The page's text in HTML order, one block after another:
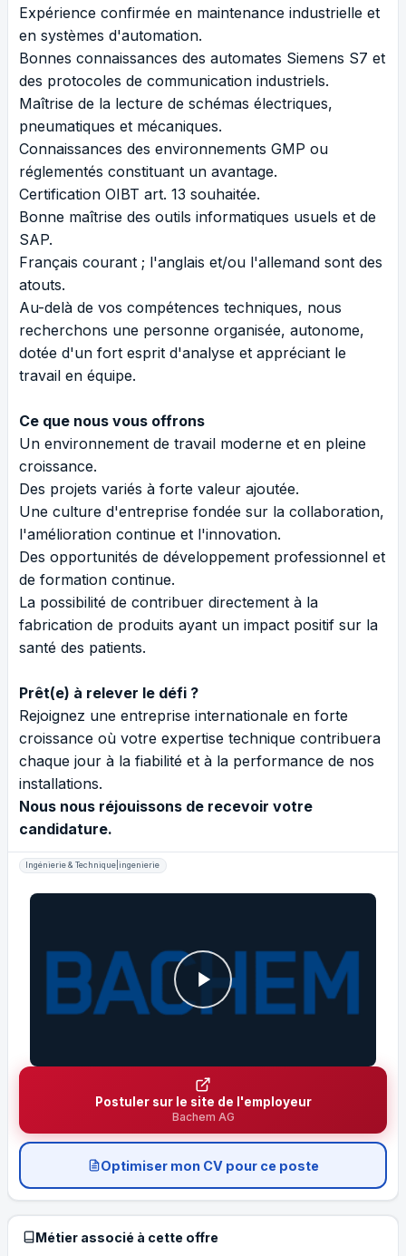
Expérience confirmée en maintenance industrielle et
en systèmes d'automation.
Bonnes connaissances des automates Siemens S7 et
des protocoles de communication industriels.
Maîtrise de la lecture de schémas électriques,
pneumatiques et mécaniques.
Connaissances des environnements GMP ou
réglementés constituant un avantage.
Certification OIBT art. 13 souhaitée.
Bonne maîtrise des outils informatiques usuels et de
SAP.
Français courant ; l'anglais et/ou l'allemand sont des
atouts.
Au-delà de vos compétences techniques, nous
recherchons une personne organisée, autonome,
dotée d'un fort esprit d'analyse et appréciant le
travail en équipe.
Ce que nous vous offrons
Un environnement de travail moderne et en pleine
croissance.
Des projets variés à forte valeur ajoutée.
Une culture d'entreprise fondée sur la collaboration,
l'amélioration continue et l'innovation.
Des opportunités de développement professionnel et
de formation continue.
La possibilité de contribuer directement à la
fabrication de produits ayant un impact positif sur la
santé des patients.
Prêt(e) à relever le défi ?
Rejoignez une entreprise internationale en forte
croissance où votre expertise technique contribuera
chaque jour à la fiabilité et à la performance de nos
installations.
Nous nous réjouissons de recevoir votre
candidature.
Ingénierie & Technique|ingenierie
Postuler sur le site de l'employeur
Bachem AG
Optimiser mon CV pour ce poste
Métier associé à cette offre